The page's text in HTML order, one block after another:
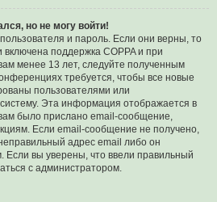
но не могу войти!
и пароль. Если они верны, то
поддержка COPPA и при
менее 13 лет, следуйте полученным
требуется, чтобы все новые
пользователями или
Эта информация отображается в
было прислано email-сообщение,
Если email-сообщение не получено,
адрес email либо он
Если вы уверены, что ввели правильный
с администратором.